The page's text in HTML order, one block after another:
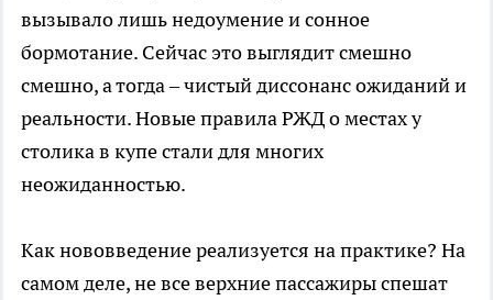
вызывало лишь недоумение и сонное
бормотание. Сейчас это выглядит смешно
смешно, а тогда – чистый диссонанс ожиданий и
реальности. Новые правила РЖД о местах у
столика в купе стали для многих
неожиданностью.
Как нововведение реализуется на практике? На
самом деле, не все верхние пассажиры спешат